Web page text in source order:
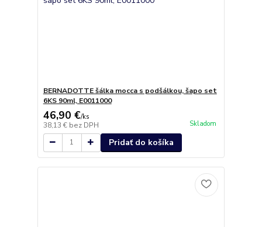
BERNADOTTE šálka mocca s podšálkou, šapo set
6KS 90ml, E0011000
46,90 €/ks
38,13 € bez DPH Skladom
Pridať do košíka